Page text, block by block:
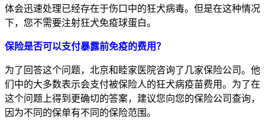
体会迅速处理已经存在于伤口中的狂犬病毒。但是在这种情况
下，您不需要注射狂犬免疫球蛋白。
保险是否可以支付暴露前免疫的费用？
为了回答这个问题，北京和睦家医院咨询了几家保险公司。他
们中的大多数表示会支付被保险人的狂犬病疫苗费用。为了在
这个问题上得到更确切的答案，建议您向您的保险公司查询，
因为不同的保单有不同的保险范围。